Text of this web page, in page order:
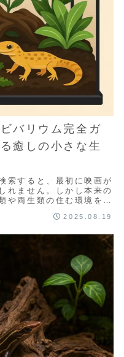
バリウム完全ガ
癒しの小さな生
索すると、最初に映画が
れません。しかし本来の
や両生類の住む環境を人
2025.08.19